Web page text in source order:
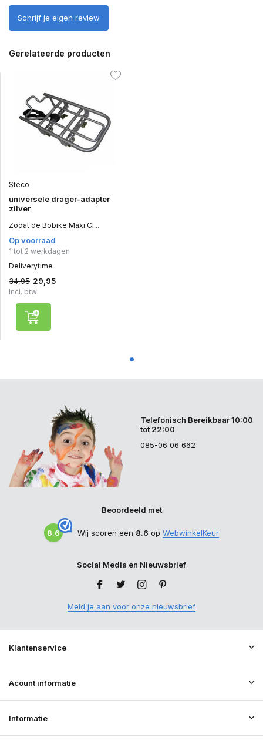
Schrijf je eigen review
Gerelateerde producten
Steco
universele drager-adapter
zilver
Zodat de Bobike Maxi Cl...
Op voorraad
1 tot 2 werkdagen
Deliverytime
34,95 29,95
Incl. btw
Telefonisch Bereikbaar 10:00
tot 22:00
085-06 06 662
Beoordeeld met
8.6 Wij scoren een 8.6 op WebwinkelKeur
Social Media en Nieuwsbrief
Meld je aan voor onze nieuwsbrief
Klantenservice
Acount informatie
Informatie